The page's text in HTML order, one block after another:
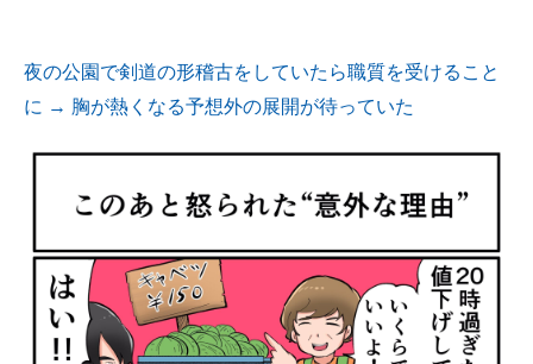
夜の公園で剣道の形稽古をしていたら職質を受けること
に → 胸が熱くなる予想外の展開が待っていた